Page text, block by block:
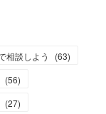
相談しよう (63)
(56)
(27)